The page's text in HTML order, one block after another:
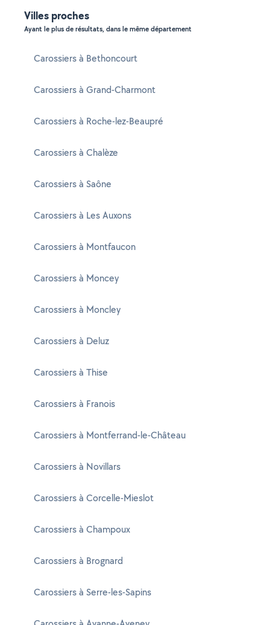
Villes proches
Ayant le plus de résultats, dans le même département
Carossiers à Bethoncourt
Carossiers à Grand-Charmont
Carossiers à Roche-lez-Beaupré
Carossiers à Chalèze
Carossiers à Saône
Carossiers à Les Auxons
Carossiers à Montfaucon
Carossiers à Moncey
Carossiers à Moncley
Carossiers à Deluz
Carossiers à Thise
Carossiers à Franois
Carossiers à Montferrand-le-Château
Carossiers à Novillars
Carossiers à Corcelle-Mieslot
Carossiers à Champoux
Carossiers à Brognard
Carossiers à Serre-les-Sapins